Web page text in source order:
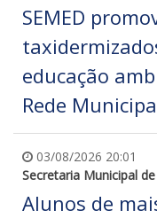
SEMED
educação
Rede
03/08/2026 20:01
Secretaria Municipal
Alunos de